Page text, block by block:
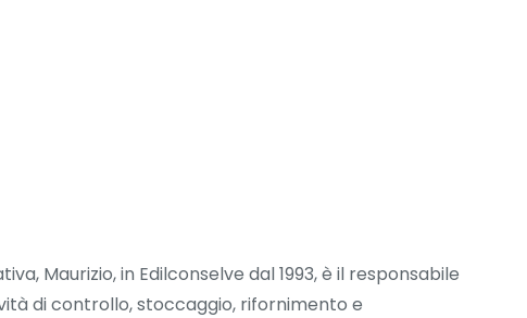
Maurizio, in Edilconselve dal 1993, è il responsabile
di controllo, stoccaggio, rifornimento e